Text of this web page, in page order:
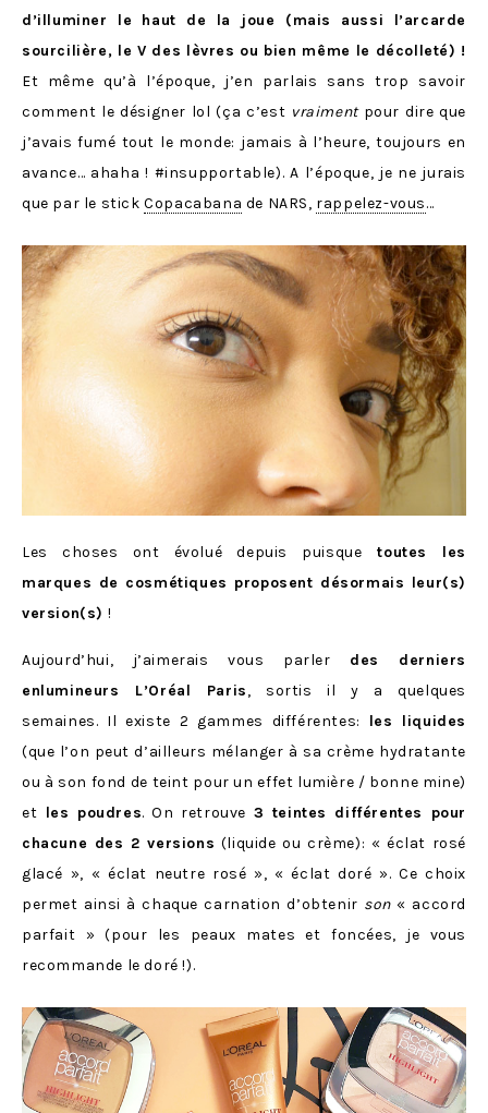
d’illuminer le haut de la joue (mais aussi l’arcarde
sourcilière, le V des lèvres ou bien même le décolleté) !
Et même qu’à l’époque, j’en parlais sans trop savoir
comment le désigner lol (ça c’est vraimentpour dire que
j’avais fumé tout le monde: jamais à l’heure, toujours en
avance… ahaha ! #insupportable). A l’époque, je ne jurais
que par le stickCopacabana de NARS, rappelez-vous…
Les choses ont évolué depuis puisque toutes les
marques de cosmétiques proposent désormais leur(s)
version(s) !
Aujourd’hui, j’aimerais vous parler des derniers
enlumineurs L’Oréal Paris, sortis il y a quelques
semaines. Il existe 2 gammes différentes: les liquides
(que l’on peut d’ailleurs mélanger à sa crème hydratante
ou à son fond de teint pour un effet lumière / bonne mine)
et les poudres. On retrouve 3 teintes différentes pour
chacune des 2 versions (liquide ou crème): « éclat rosé
glacé », « éclat neutre rosé », « éclat doré ». Ce choix
permet ainsi à chaque carnation d’obtenir son« accord
parfait » (pour les peaux mates et foncées, je vous
recommande le doré !).